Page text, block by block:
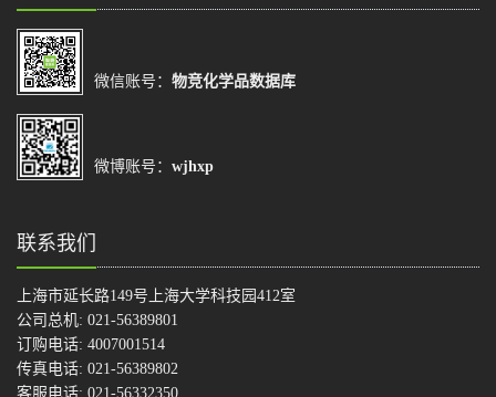
微信账号： 物竞化学品数据库
微博账号： wjhxp
联系我们
上海市延长路149号上海大学科技园412室
公司总机: 021-56389801
订购电话: 4007001514
传真电话: 021-56389802
客服电话: 021-56332350